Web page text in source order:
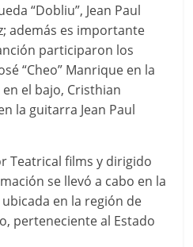
“Dobliu”, Jean Paul
además es importante
participaron los
“Cheo” Manrique en la
el bajo, Cristhian
la guitarra Jean Paul
Teatrical films y dirigido
se llevó a cabo en la
en la región de
perteneciente al Estado